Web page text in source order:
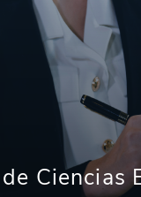
Ciencias